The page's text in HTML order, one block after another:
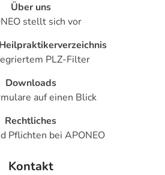
Über uns
stellt sich vor
PLZ-Filter
Downloads
auf einen Blick
Rechtliches
Pflichten bei APONEO
Kontakt